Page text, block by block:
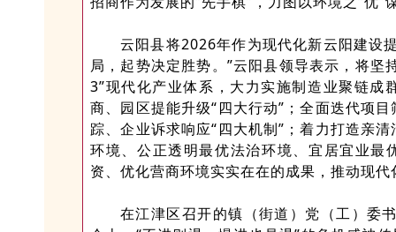
云阳县将2026年作为现代化新云阳建设
局，起势决定胜势。”云阳县领导表示，将
3”现代化产业体系，大力实施制造业聚链成
商、园区提能升级“四大行动”；全面迭代项
踪、企业诉求响应“四大机制”；着力打造亲
环境、公正透明最优法治环境、宜居宜业最
资、优化营商环境实实在在的成果，推动现
在江津区召开的镇（街道）党（工）委